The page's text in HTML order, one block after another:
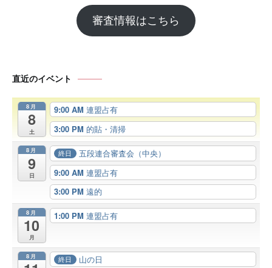
審査情報はこちら
直近のイベント
8月
8
土
9:00 AM 連盟占有
3:00 PM 的貼・清掃
8月
9
日
終日
五段連合審査会（中央）
9:00 AM 連盟占有
3:00 PM 遠的
8月
10
月
1:00 PM 連盟占有
8月 終日
山の日